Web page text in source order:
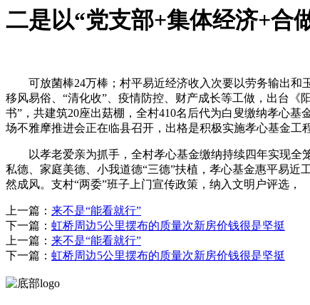
二是以“党支部+集体经济+合
可放菌棒24万棒；村平易近经济收入次要以劳务输出和玉
移风易俗、“清化收”、疫情防控、财产成长等工做，出台《
书”，共建筑20座出菇棚，全村410名后代为白叟缴纳孝心
场不雅摩推进会正在临县召开，出格是积极实施孝心基金工
以孝老爱亲为抓手，全村孝心基金缴纳持续四年实现全笼
私德、家庭美德、小我道德“三德”扶植，孝心基金惠平易
然成风。支村“两委”班子上门宣传政策，纳入文明户评选，
上一篇： 来不是“能看就行”
下一篇： 虹桥周边5公里摆布的质量次新房价钱很是坚挺
上一篇： 来不是“能看就行”
下一篇： 虹桥周边5公里摆布的质量次新房价钱很是坚挺